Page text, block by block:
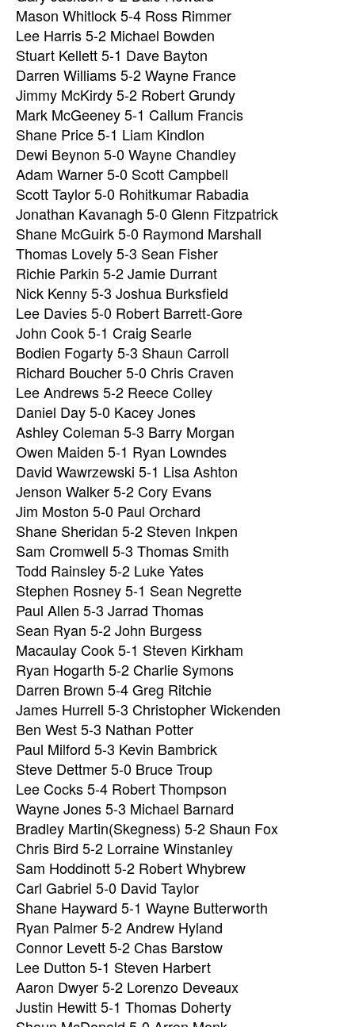
Mason Whitlock 5-4 Ross Rimmer
Lee Harris 5-2 Michael Bowden
Stuart Kellett 5-1 Dave Bayton
Darren Williams 5-2 Wayne France
Jimmy McKirdy 5-2 Robert Grundy
Mark McGeeney 5-1 Callum Francis
Shane Price 5-1 Liam Kindlon
Dewi Beynon 5-0 Wayne Chandley
Adam Warner 5-0 Scott Campbell
Scott Taylor 5-0 Rohitkumar Rabadia
Jonathan Kavanagh 5-0 Glenn Fitzpatrick
Shane McGuirk 5-0 Raymond Marshall
Thomas Lovely 5-3 Sean Fisher
Richie Parkin 5-2 Jamie Durrant
Nick Kenny 5-3 Joshua Burksfield
Lee Davies 5-0 Robert Barrett-Gore
John Cook 5-1 Craig Searle
Bodien Fogarty 5-3 Shaun Carroll
Richard Boucher 5-0 Chris Craven
Lee Andrews 5-2 Reece Colley
Daniel Day 5-0 Kacey Jones
Ashley Coleman 5-3 Barry Morgan
Owen Maiden 5-1 Ryan Lowndes
David Wawrzewski 5-1 Lisa Ashton
Jenson Walker 5-2 Cory Evans
Jim Moston 5-0 Paul Orchard
Shane Sheridan 5-2 Steven Inkpen
Sam Cromwell 5-3 Thomas Smith
Todd Rainsley 5-2 Luke Yates
Stephen Rosney 5-1 Sean Negrette
Paul Allen 5-3 Jarrad Thomas
Sean Ryan 5-2 John Burgess
Macaulay Cook 5-1 Steven Kirkham
Ryan Hogarth 5-2 Charlie Symons
Darren Brown 5-4 Greg Ritchie
James Hurrell 5-3 Christopher Wickenden
Ben West 5-3 Nathan Potter
Paul Milford 5-3 Kevin Bambrick
Steve Dettmer 5-0 Bruce Troup
Lee Cocks 5-4 Robert Thompson
Wayne Jones 5-3 Michael Barnard
Bradley Martin(Skegness) 5-2 Shaun Fox
Chris Bird 5-2 Lorraine Winstanley
Sam Hoddinott 5-2 Robert Whybrew
Carl Gabriel 5-0 David Taylor
Shane Hayward 5-1 Wayne Butterworth
Ryan Palmer 5-2 Andrew Hyland
Connor Levett 5-2 Chas Barstow
Lee Dutton 5-1 Steven Harbert
Aaron Dwyer 5-2 Lorenzo Deveaux
Justin Hewitt 5-1 Thomas Doherty